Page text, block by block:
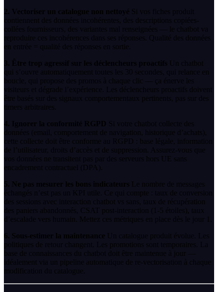
2. Vectoriser un catalogue non nettoyé Si vos fiches produit
contiennent des données incohérentes, des descriptions copiées-
collées fournisseurs, des variantes mal renseignées — le chatbot va
reproduire ces incohérences dans ses réponses. Qualité des données
en entrée = qualité des réponses en sortie.
3. Être trop agressif sur les déclencheurs proactifs Un chatbot
qui s’ouvre automatiquement toutes les 30 secondes, qui relance en
boucle, qui propose des promos à chaque clic — ça énerve les
visiteurs et dégrade l’expérience. Les déclencheurs proactifs doivent
être basés sur des signaux comportementaux pertinents, pas sur des
timers arbitraires.
4. Ignorer la conformité RGPD Si votre chatbot collecte des
données (email, comportement de navigation, historique d’achats),
cette collecte doit être conforme au RGPD : base légale, information
de l’utilisateur, droits d’accès et de suppression. Assurez-vous que
vos données ne transitent pas par des serveurs hors UE sans
encadrement contractuel (DPA).
5. Ne pas mesurer les bons indicateurs Le nombre de messages
échangés n’est pas un KPI utile. Ce qui compte : taux de conversion
des sessions avec interaction chatbot vs sans, taux de récupération
des paniers abandonnés, CSAT post-interaction (1-5 étoiles), taux
d’escalade vers humain. Mettez ces métriques en place dès le jour 1.
6. Sous-estimer la maintenance Un catalogue produit évolue. Les
politiques de retour changent. Les promotions sont temporaires. La
base de connaissances du chatbot doit être maintenue à jour —
idéalement via un pipeline automatique de re-vectorisation à chaque
modification du catalogue.